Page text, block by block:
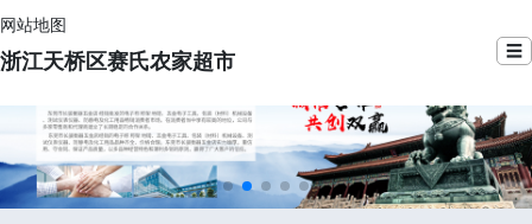
网站地图
浙江天桥区赛氏农家超市 ☰